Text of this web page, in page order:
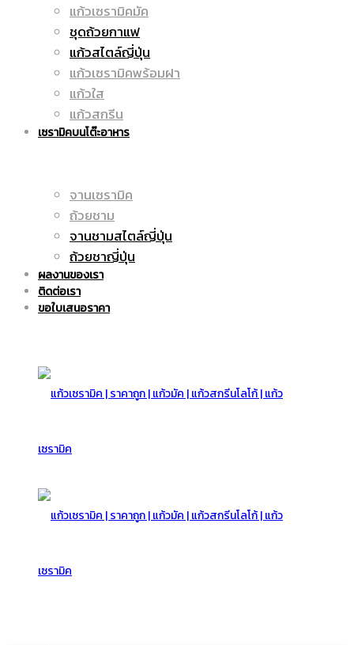
แก้ว
มัค
|
แก้ว
ราคา
|
แก้ว
แก้วเซรามิคมัค
ชุดถ้วยกาแฟ
แก้วสไตล์ญี่ปุ่น
แก้วเซรามิคพร้อมฝา
แก้วใส
แก้วสกรีน
เซรามิคบนโต๊ะอาหาร
จานเซรามิค
ถ้วยชาม
จานชามสไตล์ญี่ปุ่น
ถ้วยชาญี่ปุ่น
ผลงานของเรา
ติดต่อเรา
ขอใบเสนอราคา